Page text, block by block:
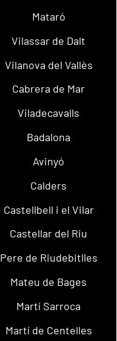
Mataró
Vilassar de Dalt
Vilanova del Vallès
Cabrera de Mar
Viladecavalls
Badalona
Avinyó
Calders
Castellbell i el Vilar
Castellar del Riu
Pere de Riudebitlles
Mateu de Bages
Martí Sarroca
Martí de Centelles